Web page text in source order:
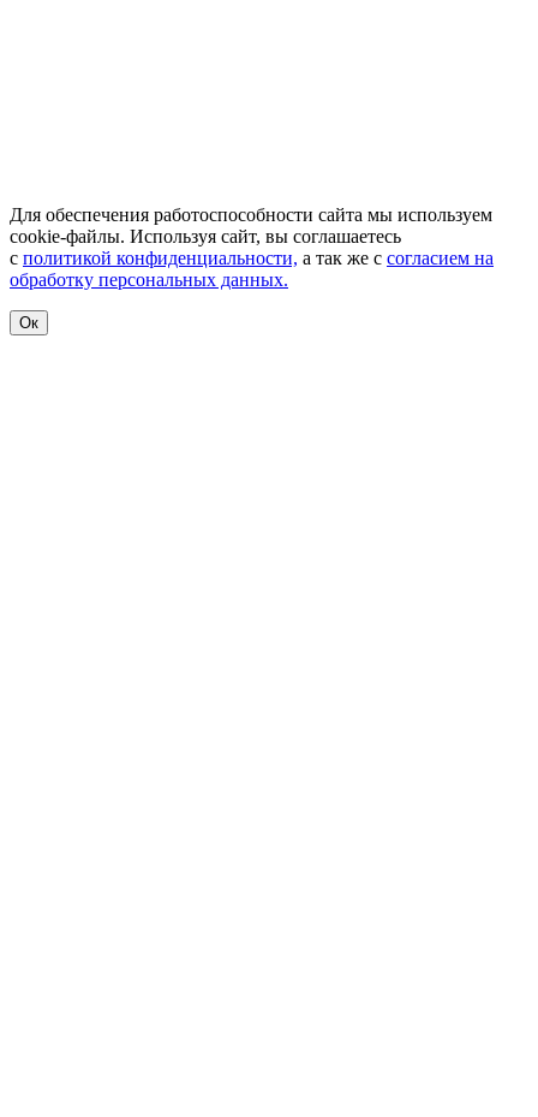
Для обеспечения работоспособности сайта мы используем
cookie-файлы. Используя сайт, вы соглашаетесь
с политикой конфиденциальности, а так же с согласием на
обработку персональных данных.
Ок